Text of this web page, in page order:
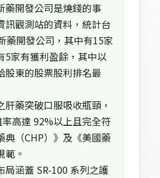
藥開發公司是燒錢的事
訊觀測站的資料，統計台
藥開發公司，其中有15家
5家有獲利盈餘，其中以
股東的股票股利排名最
藥突破口服吸收瓶頸，
高達 92%以上且完全符
典（CHP）》及《美國藥
範。
局涵蓋 SR-100 系列之護